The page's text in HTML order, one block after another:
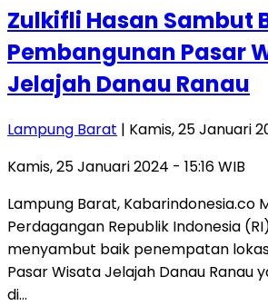
Zulkifli Hasan Sambut
Pembangunan Pasar
Jelajah Danau Ranau
Lampung Barat | Kamis, 25 Januari
Kamis, 25 Januari 2024 - 15:16 WIB
Lampung Barat, Kabarindonesia.co
Perdagangan Republik Indonesia
menyambut baik penempatan
Pasar Wisata Jelajah Danau Ranau
di…